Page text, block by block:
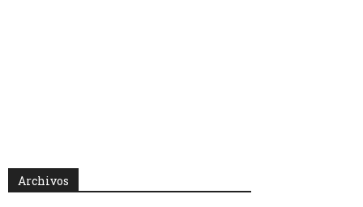
Archivos